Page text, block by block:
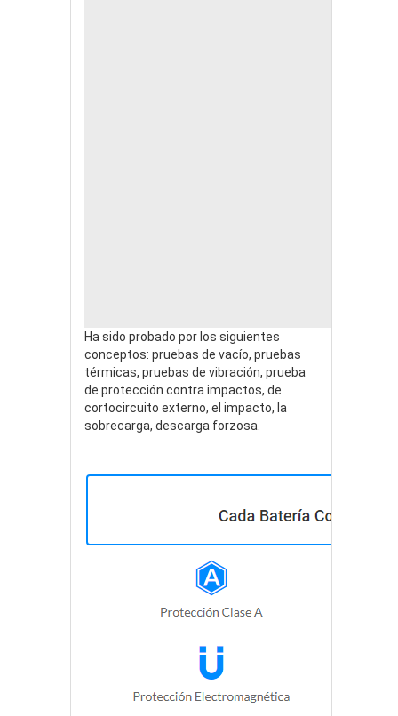
Ha sido probado por los siguientes
conceptos: pruebas de vacío, pruebas
térmicas, pruebas de vibración, prueba
de protección contra impactos, de
cortocircuito externo, el impacto, la
sobrecarga, descarga forzosa.